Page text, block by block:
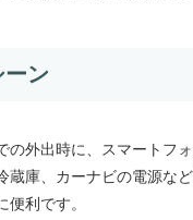
ン
の外出時に、スマートフ
蔵庫、カーナビの電源な
利です。